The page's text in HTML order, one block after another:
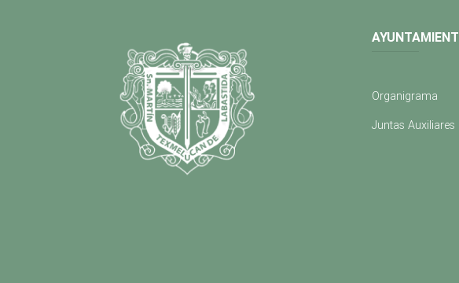
Organigrama
Juntas Auxiliares